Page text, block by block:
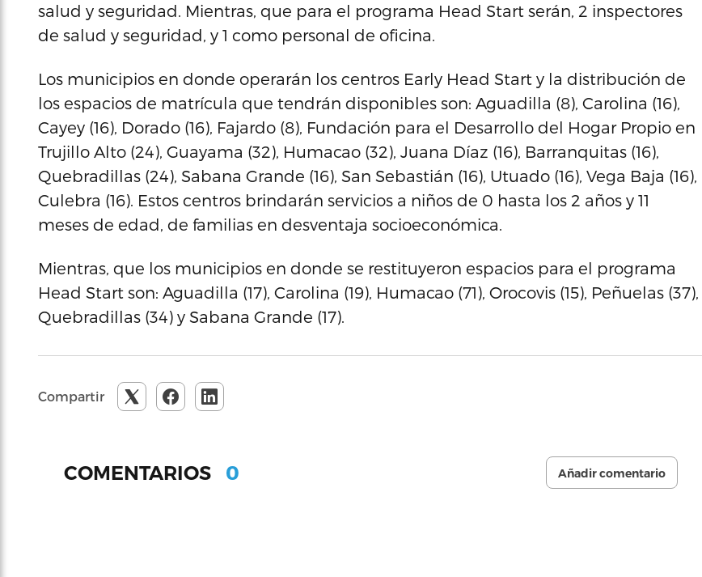
salud y seguridad. Mientras, que para el programa Head Start serán, 2 inspectores
de salud y seguridad, y 1 como personal de oficina.
Los municipios en donde operarán los centros Early Head Start y la distribución de
los espacios de matrícula que tendrán disponibles son: Aguadilla (8), Carolina (16),
Cayey (16), Dorado (16), Fajardo (8), Fundación para el Desarrollo del Hogar Propio en
Trujillo Alto (24), Guayama (32), Humacao (32), Juana Díaz (16), Barranquitas (16),
Quebradillas (24), Sabana Grande (16), San Sebastián (16), Utuado (16), Vega Baja (16),
Culebra (16). Estos centros brindarán servicios a niños de 0 hasta los 2 años y 11
meses de edad, de familias en desventaja socioeconómica.
Mientras, que los municipios en donde se restituyeron espacios para el programa
Head Start son: Aguadilla (17), Carolina (19), Humacao (71), Orocovis (15), Peñuelas (37),
Quebradillas (34) y Sabana Grande (17).
Compartir
COMENTARIOS 0 Añadir comentario